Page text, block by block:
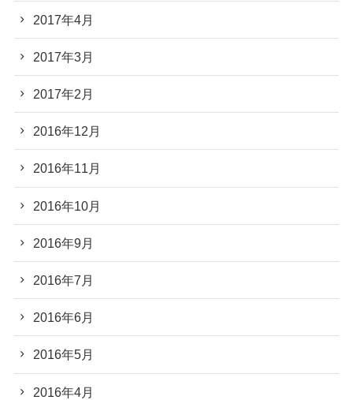
2017年4月
2017年3月
2017年2月
2016年12月
2016年11月
2016年10月
2016年9月
2016年7月
2016年6月
2016年5月
2016年4月